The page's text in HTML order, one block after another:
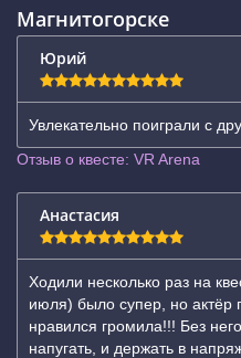
Магнитогорске
Юрий
Увлекательно поиграли с
Отзыв о квесте: VR Arena
Анастасия
Ходили несколько раз на
июля) было супер, но актëр
нравился громила!!! Без
напугать, и держать в